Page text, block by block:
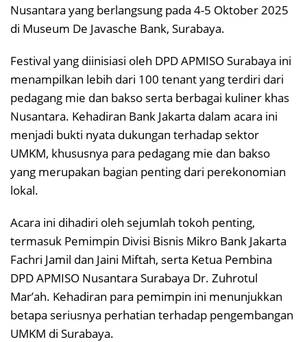
Nusantara yang berlangsung pada 4-5 Oktober 2025
di Museum De Javasche Bank, Surabaya.
Festival yang diinisiasi oleh DPD APMISO Surabaya ini
menampilkan lebih dari 100 tenant yang terdiri dari
pedagang mie dan bakso serta berbagai kuliner khas
Nusantara. Kehadiran Bank Jakarta dalam acara ini
menjadi bukti nyata dukungan terhadap sektor
UMKM, khususnya para pedagang mie dan bakso
yang merupakan bagian penting dari perekonomian
lokal.
Acara ini dihadiri oleh sejumlah tokoh penting,
termasuk Pemimpin Divisi Bisnis Mikro Bank Jakarta
Fachri Jamil dan Jaini Miftah, serta Ketua Pembina
DPD APMISO Nusantara Surabaya Dr. Zuhrotul
Mar’ah. Kehadiran para pemimpin ini menunjukkan
betapa seriusnya perhatian terhadap pengembangan
UMKM di Surabaya.